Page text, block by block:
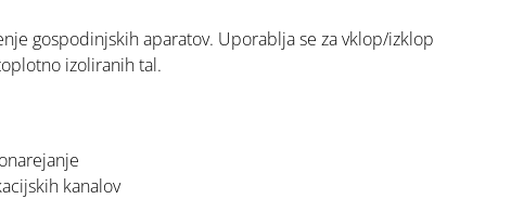
gospodinjskih aparatov. Uporablja se za vklop/izklop
izoliranih tal.
kanalov